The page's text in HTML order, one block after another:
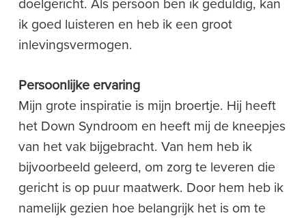
doelgericht. Als persoon ben ik geduldig, kan
ik goed luisteren en heb ik een groot
inlevingsvermogen.
Persoonlijke ervaring
Mijn grote inspiratie is mijn broertje. Hij heeft
het Down Syndroom en heeft mij de kneepjes
van het vak bijgebracht. Van hem heb ik
bijvoorbeeld geleerd, om zorg te leveren die
gericht is op puur maatwerk. Door hem heb ik
namelijk gezien hoe belangrijk het is om te